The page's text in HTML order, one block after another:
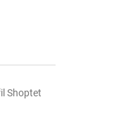
Shoptet